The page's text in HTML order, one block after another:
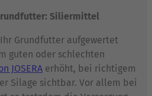
Siliermittel
Grundfutter aufgewertet
guten oder schlechten
JOSERA erhöht, bei richtigem
Silage sichtbar. Vor allem bei